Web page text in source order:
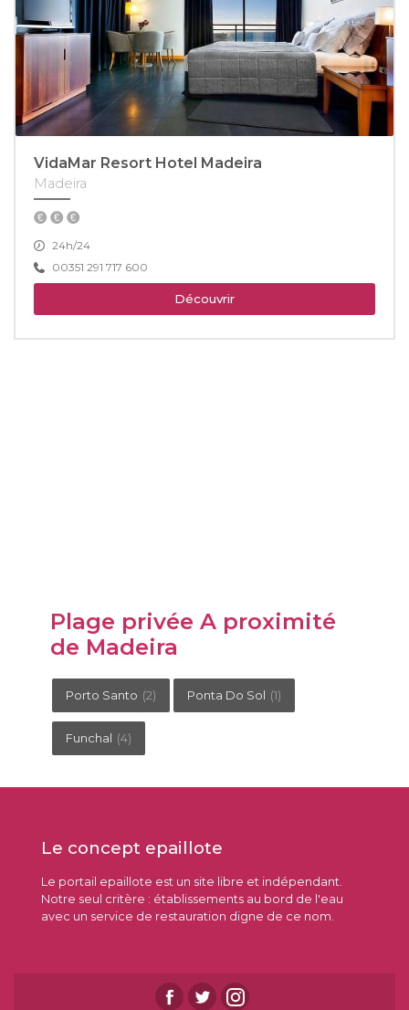
VidaMar Resort Hotel Madeira
Madeira
24h/24
00351 291 717 600
Découvrir
Plage privée A proximité
de Madeira
Porto Santo (2) Ponta Do Sol (1)
Funchal (4)
Le concept epaillote
Le portail epaillote est un site libre et indépendant.
Notre seul critère : établissements au bord de l'eau
avec un service de restauration digne de ce nom.